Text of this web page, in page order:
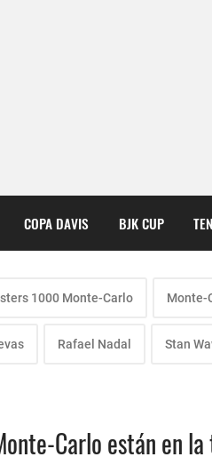
COPA DAVIS BJK CUP
1000 Monte-Carlo Monte-
Rafael Nadal Stan
Carlo están en